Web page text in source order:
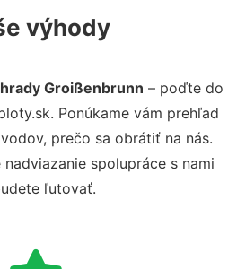
výhody
Groißenbrunn – poďte do
Ponúkame vám prehľad
prečo sa obrátiť na nás.
nadviazanie spolupráce s nami
ľutovať.